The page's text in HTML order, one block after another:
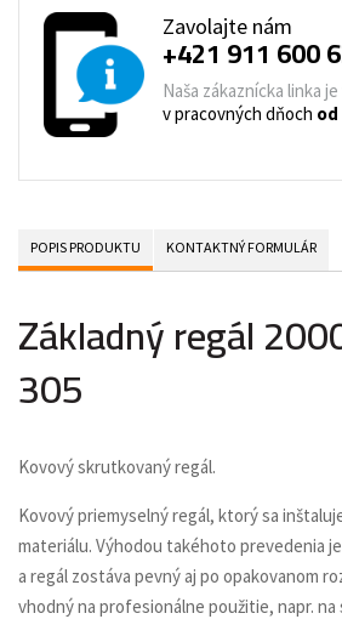
Zavolajte nám
+421 911 600
Naša zákaznícka linka
v pracovných dňoch od
POPIS PRODUKTU KONTAKTNÝ FORMULÁR
Základný regál
305
Kovový skrutkovaný regál.
Kovový priemyselný regál, ktorý sa
materiálu. Výhodou takéhoto prevedenia
a regál zostáva pevný aj po opakovanom
vhodný na profesionálne použitie, napr. na